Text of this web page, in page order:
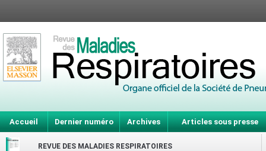
Accueil Dernier numéro Archives Articles sous presse
REVUE DES MALADIES RESPIRATOIRES